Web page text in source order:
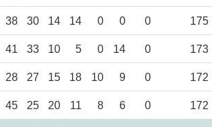
38 30 14 14 0 0 0 175
41 33 10 5 0 14 0 173
28 27 15 18 10 9 0 172
45 25 20 11 8 6 0 172